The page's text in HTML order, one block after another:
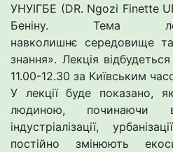
УНУІГБЕ (DR. Ngozi Finette
Беніну. Тема
навколишнє середовище та
знання». Лекція
11.00-12.30 за Київським
У лекції буде показано,
людиною, починаючи
індустріалізації,
постійно змінюють